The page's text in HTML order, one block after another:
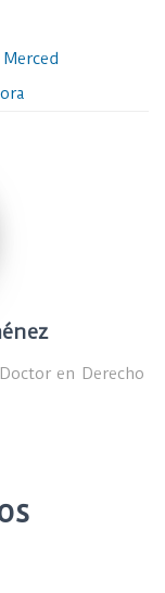
en Derecho